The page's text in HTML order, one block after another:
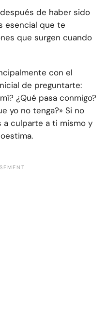
de haber sido
esencial que te
que surgen cuando
con el
de preguntarte:
¿Qué pasa conmigo?
yo no tenga?» Si no
a culparte a ti mismo y